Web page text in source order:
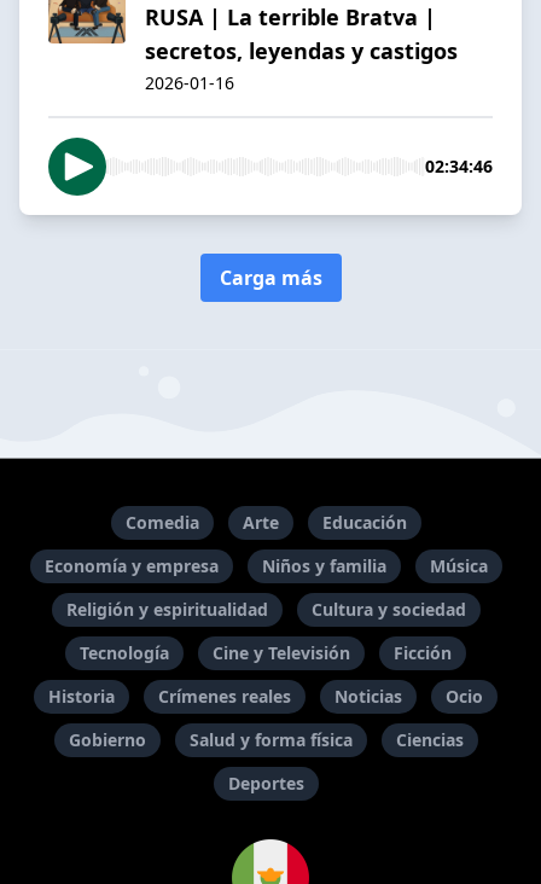
RUSA | La terrible Bratva |
secretos, leyendas y castigos
2026-01-16
02:34:46
Carga más
Comedia Arte
Educación
Economía y empresa
Niños y familia
Música
Religión y espiritualidad
Cultura y sociedad
Tecnología
Cine y Televisión
Ficción
Historia
Crímenes reales Noticias
Ocio
Gobierno
Salud y forma física
Ciencias
Deportes